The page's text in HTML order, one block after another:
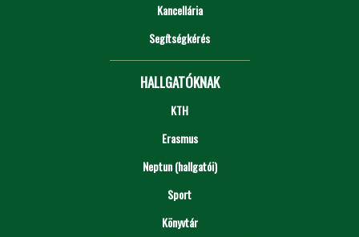
Kancellária
Segítségkérés
HALLGATÓKNAK
KTH
Erasmus
Neptun (hallgatói)
Sport
Könyvtár